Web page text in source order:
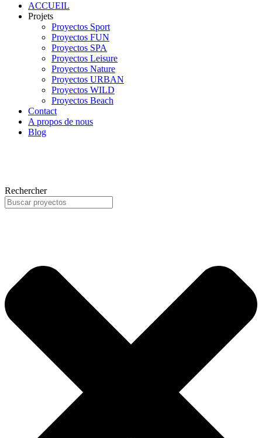
ACCUEIL
Projets
Proyectos Sport
Proyectos FUN
Proyectos SPA
Proyectos Leisure
Proyectos Nature
Proyectos URBAN
Proyectos WILD
Proyectos Beach
Contact
A propos de nous
Blog
Rechercher